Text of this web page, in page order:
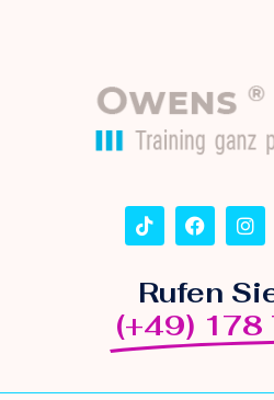
Rufen
(+49) 178